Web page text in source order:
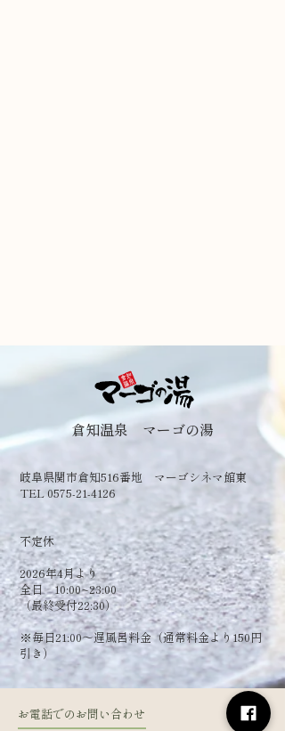
倉知温泉 マーゴの湯
岐阜県関市倉知516番地 マーゴシネマ館東
TEL 0575-21-4126
​不定休
2026年4月より
全日 10:00~23:00
（最終受付22:30）
​※毎日21:00～遅風呂料金（通常料金より150円
引き）
お電話でのお問い合わせ